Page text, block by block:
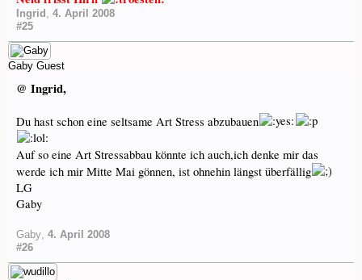
Ingrid , 4. April 2008
#25
Gaby Guest
@ Ingrid,
Du hast schon eine seltsame Art Stress abzubauen
Auf so eine Art Stressabbau könnte ich auch,ich denke mir das
werde ich mir Mitte Mai gönnen, ist ohnehin längst überfällig
LG
Gaby
Gaby, 4. April 2008
#26